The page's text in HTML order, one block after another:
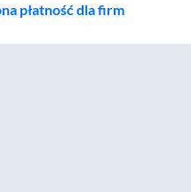
płatność dla firm